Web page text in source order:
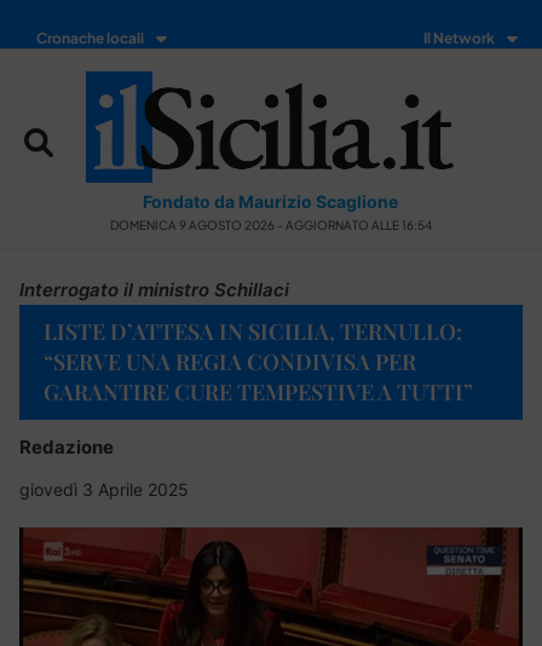
Cronache locali Il Network
Fondato da Maurizio Scaglione
DOMENICA 9 AGOSTO 2026 - AGGIORNATO ALLE 16:54
Interrogato il ministro Schillaci
LISTE D’ATTESA IN SICILIA, TERNULLO:
“SERVE UNA REGIA CONDIVISA PER
GARANTIRE CURE TEMPESTIVE A TUTTI”
Redazione
giovedì 3 Aprile 2025